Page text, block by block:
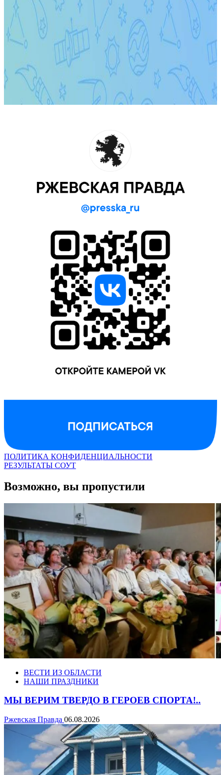
ПОЛИТИКА КОНФИДЕНЦИАЛЬНОСТИ
РЕЗУЛЬТАТЫ СОУТ
Возможно, вы пропустили
ВЕСТИ ИЗ ОБЛАСТИ
НАШИ ПРАЗДНИКИ
МЫ ВЕРИМ ТВЕРДО В ГЕРОЕВ СПОРТА!..
Ржевская Правда 06.08.2026